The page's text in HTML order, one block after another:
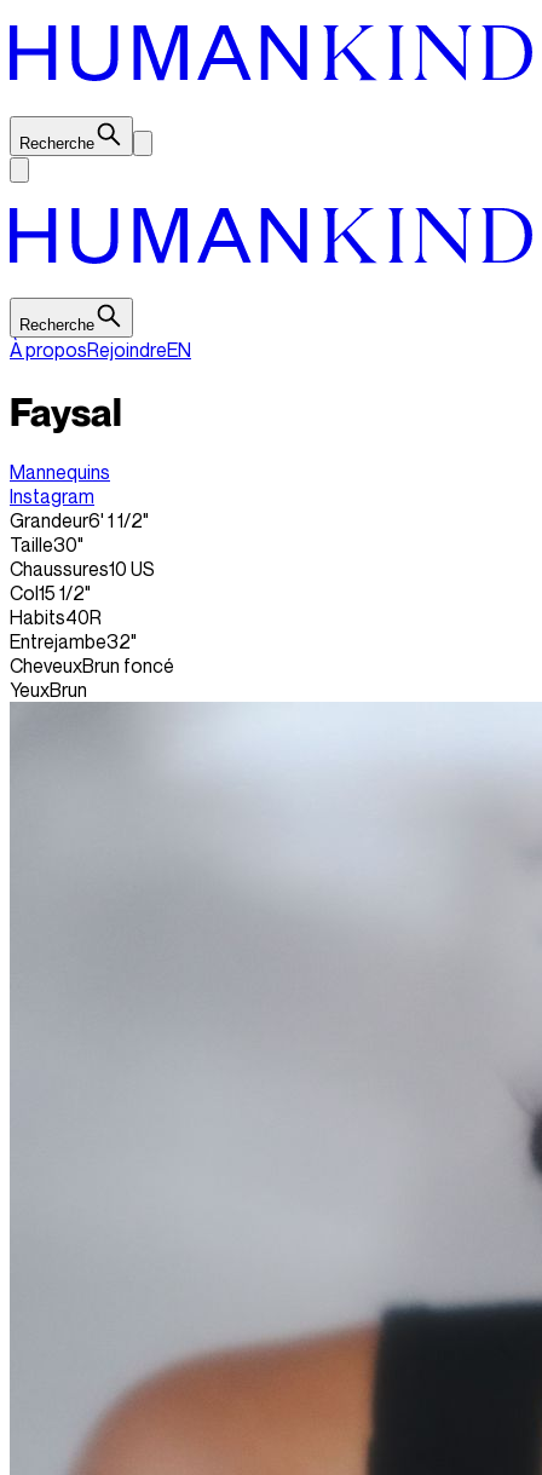
Recherche
Recherche
À proposRejoindreEN
Faysal
Mannequins
Instagram
Grandeur6' 1 1/2"
Taille30"
Chaussures10 US
Col15 1/2"
Habits40R
Entrejambe32"
CheveuxBrun foncé
YeuxBrun